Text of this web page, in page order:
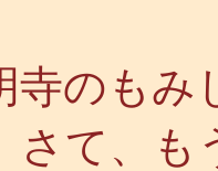
寺のもみ
さて、も